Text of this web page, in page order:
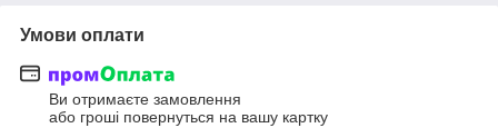
Умови оплати
Ви отримаєте замовлення
або гроші повернуться на вашу картку